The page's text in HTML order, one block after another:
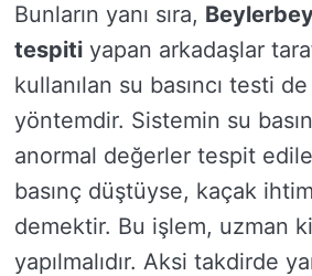
Bunların yanı sıra,
tespiti yapan arkadaşlar
kullanılan su basıncı testi
yöntemdir. Sistemin su
anormal değerler tespit
basınç düştüyse, kaçak
demektir. Bu işlem, uzman
yapılmalıdır. Aksi takdirde